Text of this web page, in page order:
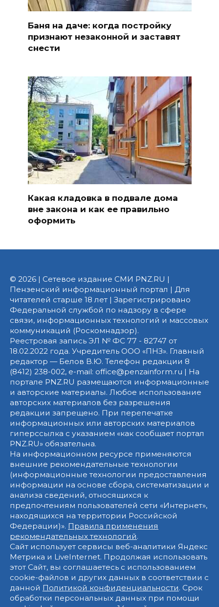
Баня на даче: когда постройку
признают незаконной и заставят
снести
Какая кладовка в подвале дома
вне закона и как ее правильно
оформить
© 2026 | Сетевое издание СМИ PNZ.RU |
Пензенский информационный портал | Для
читателей старше 18 лет | Зарегистрировано
Федеральной службой по надзору в сфере
связи, информационных технологий и массовых
коммуникаций (Роскомнадзор).
Реестровая запись ЭЛ № ФС 77 - 82747 от
18.02.2022 года. Учредитель ООО «ПНЗ». Главный
редактор — Белов В.Ю. Телефон редакции 8
(8412) 238-002, e-mail: office@penzainform.ru | На
портале PNZ.RU размещаются информационные
и авторские материалы. Любое использование
авторских материалов без разрешения
редакции запрещено. При перепечатке
информационных или авторских материалов
гиперссылка с указанием «как сообщает портал
PNZ.RU» обязательна.
На информационном ресурсе применяются
внешние рекомендательные технологии
(информационные технологии предоставления
информации на основе сбора, систематизации и
анализа сведений, относящихся к
предпочтениям пользователей сети «Интернет»,
находящихся на территории Российской
Федерации)». Правила применения
рекомендательных технологий.
Сайт использует сервисы веб-аналитики Яндекс
Метрика и LiveInternet. Продолжая использовать
этот Сайт, вы соглашаетесь с использованием
cookie-файлов и других данных в соответствии с
данной Политикой конфиденциальности. Срок
обработки персональных данных при помощи